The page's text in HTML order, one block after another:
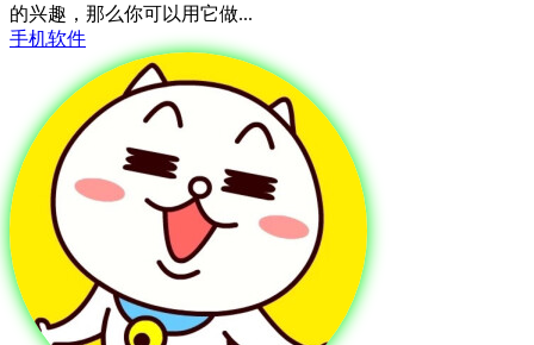
的兴趣，那么你可以用它做...
手机软件